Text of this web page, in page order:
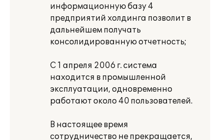
информационную базу 4
предприятий холдинга позволит в
дальнейшем получать
консолидированную отчетность;
С 1 апреля 2006 г. система
находится в промышленной
эксплуатации, одновременно
работают около 40 пользователей.
В настоящее время
сотрудничество не прекращается,